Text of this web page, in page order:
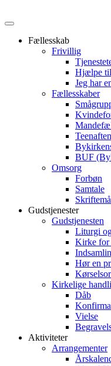
Fællesskab
Frivillig
Hjælpe til
Jeg har
Fællesskaber
BUF
Omsorg
Forbøn
Samtale
Gudstjenester
Gudstjenesten
Liturgi
Kirke for
Hør en
Kirkelige
Dåb
Vielse
Aktiviteter
Arrangementer